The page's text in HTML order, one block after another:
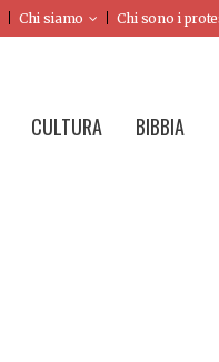
Chi siamo Chi sono i
CULTURA BIBBIA